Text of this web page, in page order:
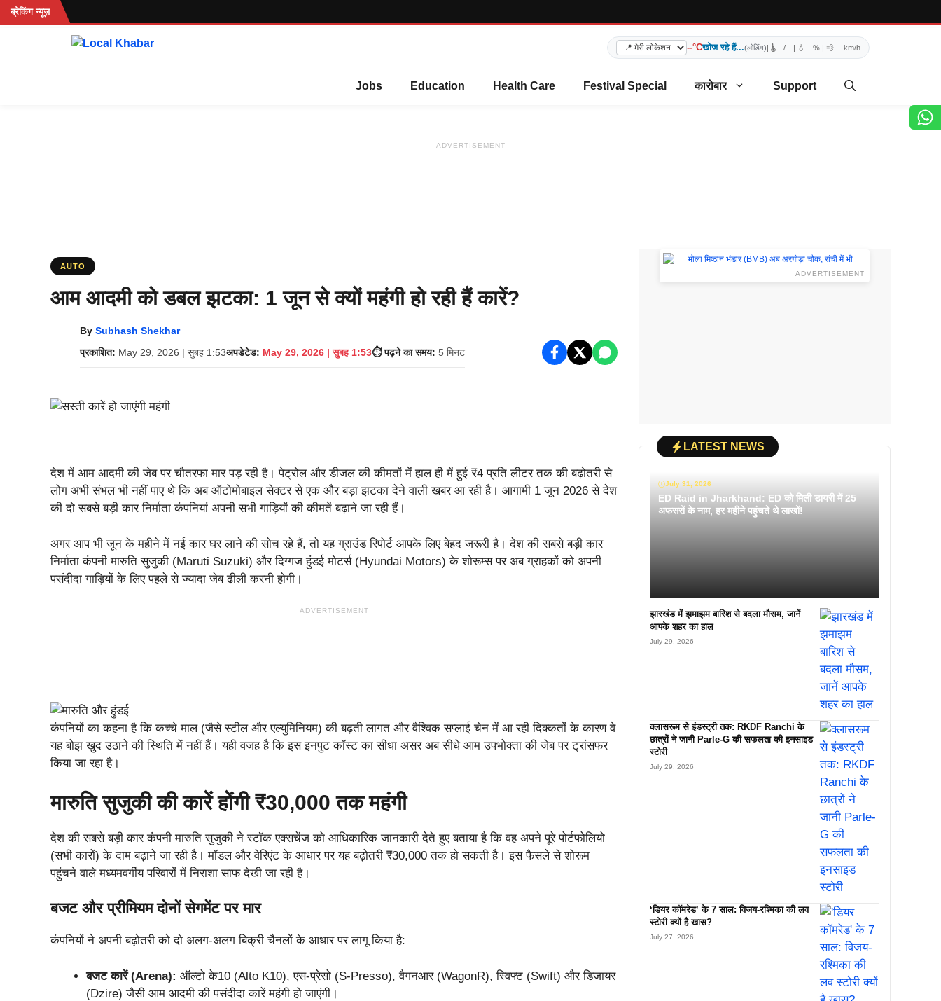
Skip
to
ब्रेकिंग न्यूज़
--°Cखोज रहे हैं...(लोडिंग)| 🌡️ --/-- | 💧 --% | 💨 -- km/h
Jobs Education Health Care Festival Special कारोबार Support
ADVERTISEMENT
AUTO
आम आदमी को डबल झटका: 1 जून से क्यों महंगी हो रही हैं कारें?
By Subhash Shekhar
प्रकाशित: May 29, 2026 | सुबह 1:53अपडेटेड: May 29, 2026 | सुबह 1:53⏱️ पढ़ने का समय: 5 मिनट
देश में आम आदमी की जेब पर चौतरफा मार पड़ रही है। पेट्रोल और डीजल की कीमतों में हाल ही में हुई ₹4 प्रति लीटर तक की बढ़ोतरी से
लोग अभी संभल भी नहीं पाए थे कि अब ऑटोमोबाइल सेक्टर से एक और बड़ा झटका देने वाली खबर आ रही है। आगामी 1 जून 2026 से देश
की दो सबसे बड़ी कार निर्माता कंपनियां अपनी सभी गाड़ियों की कीमतें बढ़ाने जा रही हैं।
अगर आप भी जून के महीने में नई कार घर लाने की सोच रहे हैं, तो यह ग्राउंड रिपोर्ट आपके लिए बेहद जरूरी है। देश की सबसे बड़ी कार
निर्माता कंपनी मारुति सुजुकी (Maruti Suzuki) और दिग्गज हुंडई मोटर्स (Hyundai Motors) के शोरूम्स पर अब ग्राहकों को अपनी
पसंदीदा गाड़ियों के लिए पहले से ज्यादा जेब ढीली करनी होगी।
ADVERTISEMENT
कंपनियों का कहना है कि कच्चे माल (जैसे स्टील और एल्युमिनियम) की बढ़ती लागत और वैश्विक सप्लाई चेन में आ रही दिक्कतों के कारण वे
यह बोझ खुद उठाने की स्थिति में नहीं हैं। यही वजह है कि इस इनपुट कॉस्ट का सीधा असर अब सीधे आम उपभोक्ता की जेब पर ट्रांसफर
किया जा रहा है।
मारुति सुजुकी की कारें होंगी ₹30,000 तक महंगी
देश की सबसे बड़ी कार कंपनी मारुति सुजुकी ने स्टॉक एक्सचेंज को आधिकारिक जानकारी देते हुए बताया है कि वह अपने पूरे पोर्टफोलियो
(सभी कारों) के दाम बढ़ाने जा रही है। मॉडल और वेरिएंट के आधार पर यह बढ़ोतरी ₹30,000 तक हो सकती है। इस फैसले से शोरूम
पहुंचने वाले मध्यमवर्गीय परिवारों में निराशा साफ देखी जा रही है।
बजट और प्रीमियम दोनों सेगमेंट पर मार
कंपनियों ने अपनी बढ़ोतरी को दो अलग-अलग बिक्री चैनलों के आधार पर लागू किया है:
बजट कारें (Arena): ऑल्टो के10 (Alto K10), एस-प्रेसो (S-Presso), वैगनआर (WagonR), स्विफ्ट (Swift) और डिजायर
(Dzire) जैसी आम आदमी की पसंदीदा कारें महंगी हो जाएंगी।
ADVERTISEMENT
LATEST NEWS
July 31, 2026
ED Raid in Jharkhand: ED को मिली डायरी में 25
अफसरों के नाम, हर महीने पहुंचते थे लाखों!
झारखंड में झमाझम बारिश से बदला मौसम, जानें
आपके शहर का हाल
July 29, 2026
क्लासरूम से इंडस्ट्री तक: RKDF Ranchi के
छात्रों ने जानी Parle-G की सफलता की इनसाइड
स्टोरी
July 29, 2026
‘डियर कॉमरेड’ के 7 साल: विजय-रश्मिका की लव
स्टोरी क्यों है खास?
July 27, 2026